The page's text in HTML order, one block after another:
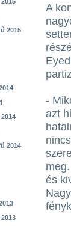
2015
2014
A
-
azt
és